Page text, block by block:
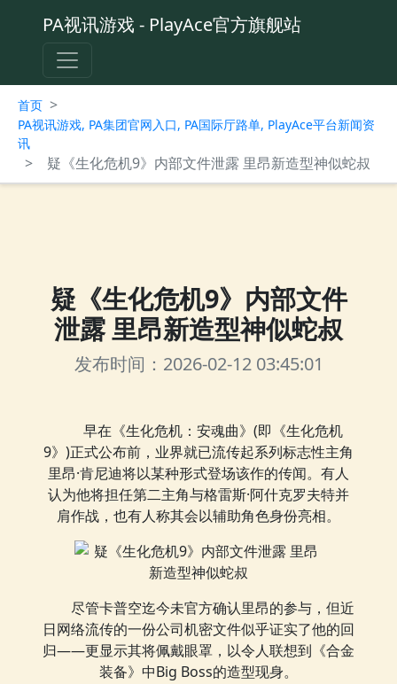
PA视讯游戏 - PlayAce官方旗舰站
首页 >
PA视讯游戏, PA集团官网入口, PA国际厅路单, PlayAce平台新闻资
讯
> 疑《生化危机9》内部文件泄露 里昂新造型神似蛇叔
疑《生化危机9》内部文件
泄露 里昂新造型神似蛇叔
发布时间：2026-02-12 03:45:01
早在《生化危机：安魂曲》(即《生化危机
9》)正式公布前，业界就已流传起系列标志性主角
里昂·肯尼迪将以某种形式登场该作的传闻。有人
认为他将担任第二主角与格雷斯·阿什克罗夫特并
肩作战，也有人称其会以辅助角色身份亮相。
尽管卡普空迄今未官方确认里昂的参与，但近
日网络流传的一份公司机密文件似乎证实了他的回
归——更显示其将佩戴眼罩，以令人联想到《合金
装备》中Big Boss的造型现身。